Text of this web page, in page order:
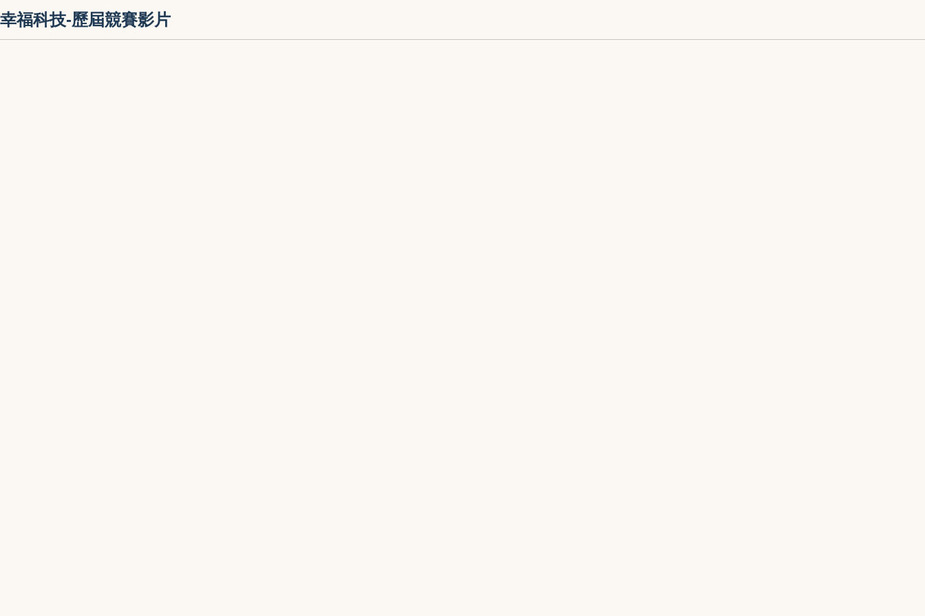
幸福科技-歷屆競賽影片